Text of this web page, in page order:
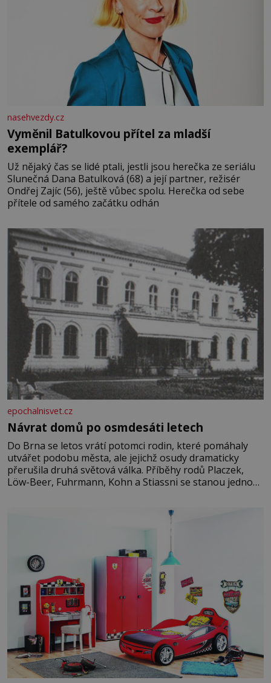
nasehvezdy.cz
Vyměnil Batulkovou přítel za mladší
exemplář?
Už nějaký čas se lidé ptali, jestli jsou herečka ze seriálu
Slunečná Dana Batulková (68) a její partner, režisér
Ondřej Zajíc (56), ještě vůbec spolu. Herečka od sebe
přítele od samého začátku odhán
epochalnisvet.cz
Návrat domů po osmdesáti letech
Do Brna se letos vrátí potomci rodin, které pomáhaly
utvářet podobu města, ale jejichž osudy dramaticky
přerušila druhá světová válka. Příběhy rodů Placzek,
Löw-Beer, Fuhrmann, Kohn a Stiassni se stanou jednou
jednoduché. Místa, která si člověk pamatuje z rodinných